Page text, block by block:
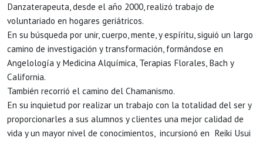
Danzaterapeuta, desde el año 2000, realizó trabajo de
voluntariado en hogares geriátricos.
En su búsqueda por unir, cuerpo, mente, y espíritu, siguió un largo
camino de investigación y transformación, formándose en
Angelología y Medicina Alquímica, Terapias Florales, Bach y
California.
También recorrió el camino del Chamanismo.
En su inquietud por realizar un trabajo con la totalidad del ser y
proporcionarles a sus alumnos y clientes una mejor calidad de
vida y un mayor nivel de conocimientos, incursionó en Reiki Usui